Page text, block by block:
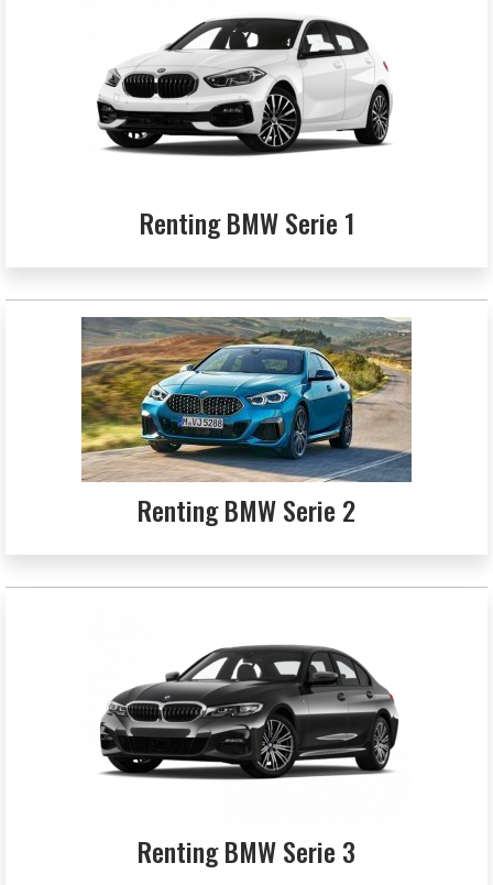
Renting BMW Serie 1
Renting BMW Serie 2
Renting BMW Serie 3